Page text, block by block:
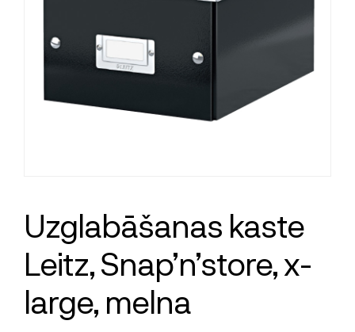
Uzglabāšanas kaste
Leitz, Snap’n’store, x-
large, melna